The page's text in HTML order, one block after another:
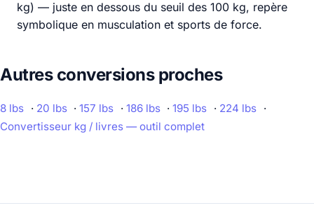
kg) — juste en dessous du seuil des 100 kg, repère
symbolique en musculation et sports de force.
Autres conversions proches
8 lbs · 20 lbs ·157 lbs · 186 lbs ·195 lbs · 224 lbs ·
Convertisseur kg / livres — outil complet